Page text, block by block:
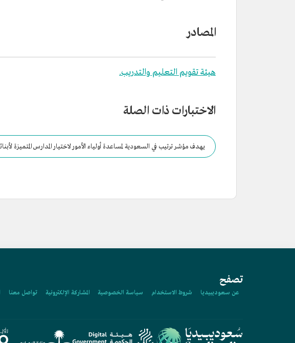
المصادر
هيئة تقويم التعليم والتدريب.
الاختبارات ذات الصلة
يهدف مؤشر ترتيب في السعودية لمساعدة أولياء الأمور لاختيار المدارس المتميزة
تصفح
عن سعوديبيديا شروط الاستخدام سياسة الخصوصية المشاركة الإلكترونية تواصل معنا